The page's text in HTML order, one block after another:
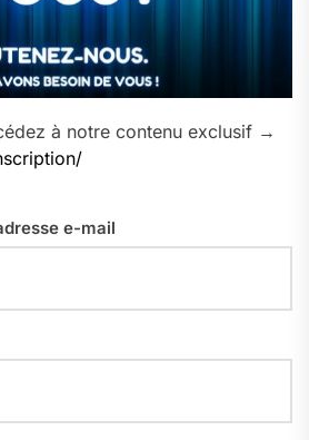
à notre contenu exclusif →
e-mail